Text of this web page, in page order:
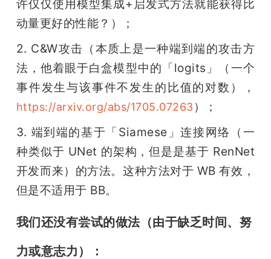
许仅仅使用模型集成+启发式方法就能获得比
动量更好的性能？）；
2. C&W攻击（本质上是一种端到端的攻击方
法，他着眼于白盒模型中的「logits」（一个
事件发生与该事件不发生的比值的对数），
https://arxiv.org/abs/1705.07263 ）；
3. 端到端的基于「Siamese」连接网络（一
种类似于 UNet 的架构，但是是基于 RenNet
开发而来）的方法。这种方法对于 WB 有效，
但是不适用于 BB。
我们还没有尝试的做法（由于缺乏时间、努
力或意志力）：